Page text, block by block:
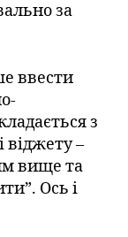
за
ввести
з
віджету –
вище та
Ось і